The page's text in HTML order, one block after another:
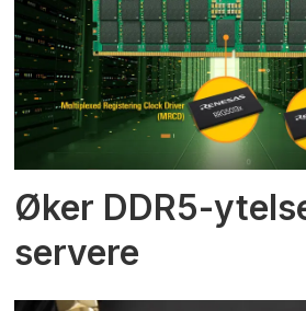
Øker DDR5-
servere